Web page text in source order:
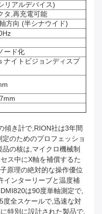
リアルデバイス)
タ,再充電可能
方向 (半シナウイド)
ード化
ナイトビジョンディスプ
傾き計で,RION社は3年間
のためのプロフェッショ
の核は,マイクロ機械制
ス中にX軸を補償するた
原理の絶対的な操作優位
インターリーブと温度補
は90度単軸測定で,
度全スケールで,迅速な対
特別に設計された製品で,